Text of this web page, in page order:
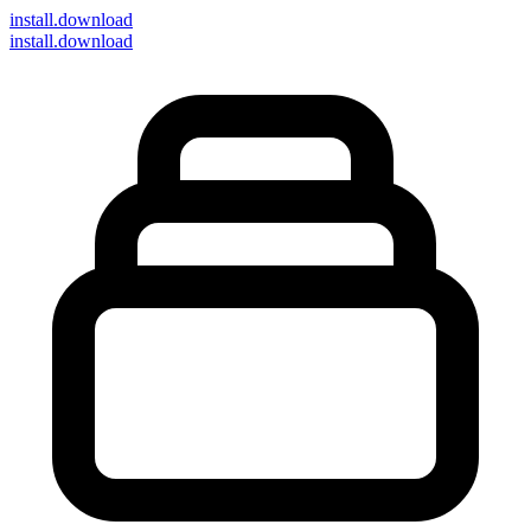
install.download
install.download